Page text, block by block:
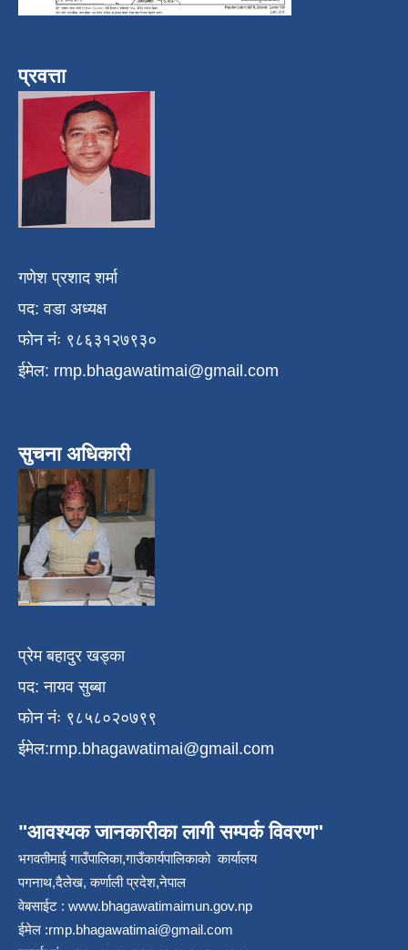
प्रवत्ता
गणेश प्रशाद शर्मा
पद: वडा अध्यक्ष
फोन नंः ९८६३१२७९३०
ईमेल: rmp.bhagawatimai@gmail.com
सुचना अधिकारी
प्रेम बहादुर खड्का
पद: नायव सुब्बा
फोन नंः ९८५८०२०७९९
ईमेल:rmp.bhagawatimai@gmail.com
"आवश्यक जानकारीका लागी सम्पर्क विवरण"
भगवतीमाई गाउँपालिका,गाउँकार्यपालिकाको कार्यालय
पगनाथ,दैलेख, कर्णाली प्रदेश,नेपाल
वेबसाईट : www.bhagawatimaimun.gov.np
ईमेल :rmp.bhagawatimai@gmail.com